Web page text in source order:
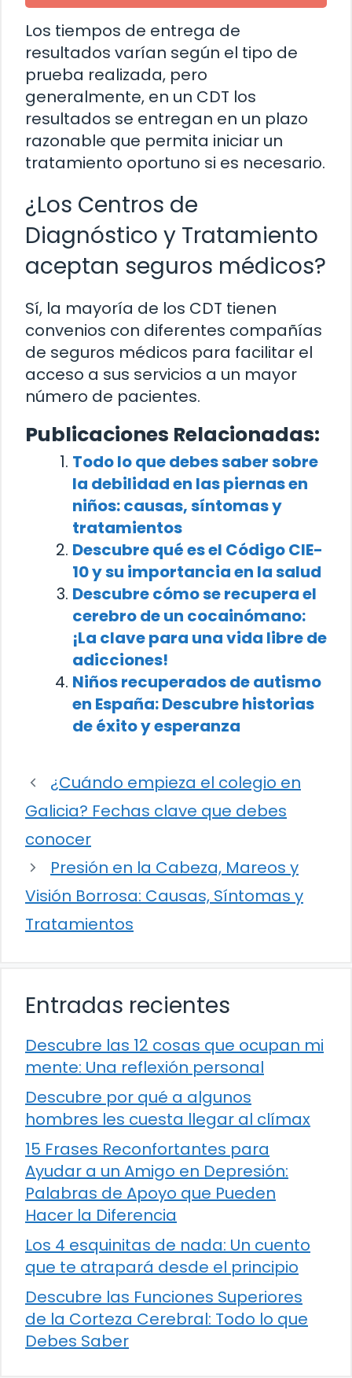
Los tiempos de entrega de
resultados varían según el tipo de
prueba realizada, pero
generalmente, en un CDT los
resultados se entregan en un plazo
razonable que permita iniciar un
tratamiento oportuno si es necesario.
¿Los Centros de
Diagnóstico y Tratamiento
aceptan seguros médicos?
Sí, la mayoría de los CDT tienen
convenios con diferentes compañías
de seguros médicos para facilitar el
acceso a sus servicios a un mayor
número de pacientes.
Publicaciones Relacionadas:
Todo lo que debes saber sobre
la debilidad en las piernas en
niños: causas, síntomas y
tratamientos
Descubre qué es el Código CIE-
10 y su importancia en la salud
Descubre cómo se recupera el
cerebro de un cocainómano:
¡La clave para una vida libre de
adicciones!
Niños recuperados de autismo
en España: Descubre historias
de éxito y esperanza
¿Cuándo empieza el colegio en
Galicia? Fechas clave que debes
conocer
Presión en la Cabeza, Mareos y
Visión Borrosa: Causas, Síntomas y
Tratamientos
Entradas recientes
Descubre las 12 cosas que ocupan mi
mente: Una reflexión personal
Descubre por qué a algunos
hombres les cuesta llegar al clímax
15 Frases Reconfortantes para
Ayudar a un Amigo en Depresión:
Palabras de Apoyo que Pueden
Hacer la Diferencia
Los 4 esquinitas de nada: Un cuento
que te atrapará desde el principio
Descubre las Funciones Superiores
de la Corteza Cerebral: Todo lo que
Debes Saber